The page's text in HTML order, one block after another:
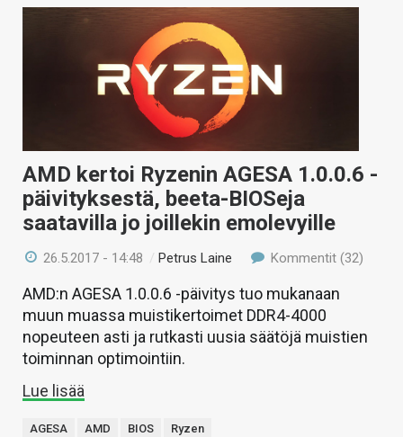
AMD kertoi Ryzenin AGESA 1.0.0.6 -
päivityksestä, beeta-BIOSeja
saatavilla jo joillekin emolevyille
26.5.2017 - 14:48 /Petrus Laine Kommentit (32)
AMD:n AGESA 1.0.0.6 -päivitys tuo mukanaan
muun muassa muistikertoimet DDR4-4000
nopeuteen asti ja rutkasti uusia säätöjä muistien
toiminnan optimointiin.
Lue lisää
AGESA AMD BIOS Ryzen